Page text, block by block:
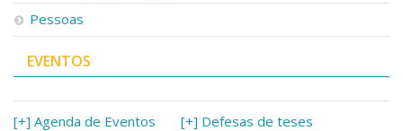
Pessoas
EVENTOS
[+] Agenda de Eventos [+] Defesas de teses